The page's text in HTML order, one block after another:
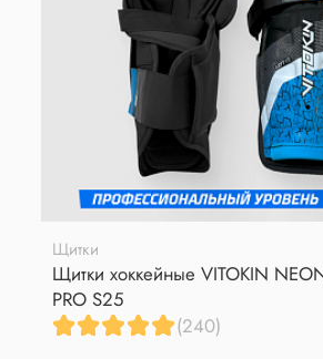
Щитки
Щитки хоккейные VITOKIN
PRO S25
(240)